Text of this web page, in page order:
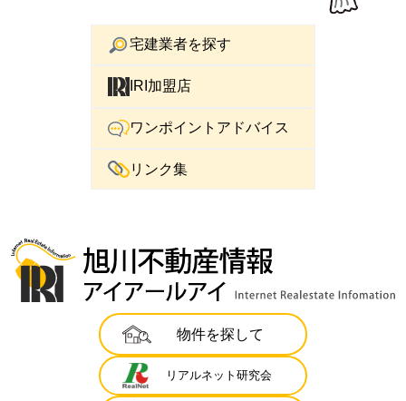
宅建業者を探す
IRI加盟店
ワンポイントアドバイス
リンク集
物件を探して
リアルネット研究会